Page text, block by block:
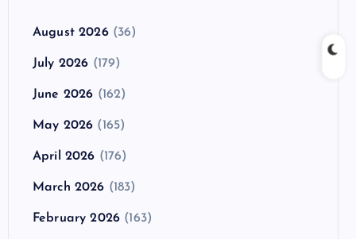
August 2026(36)
July 2026 (179)
June 2026 (162)
May 2026 (165)
April 2026 (176)
March 2026 (183)
February 2026 (163)